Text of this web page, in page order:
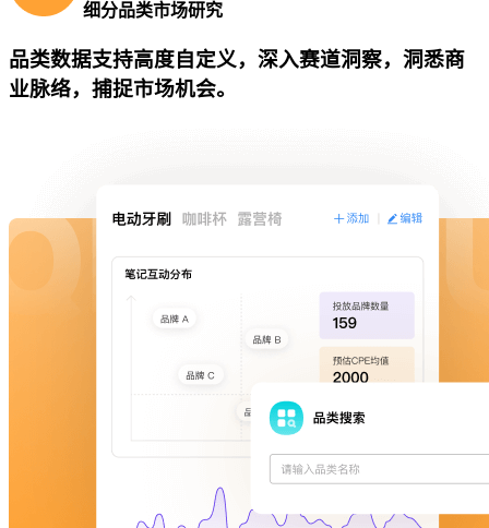
细分品类市场研究
品类数据支持高度自定义，深入赛道洞察，洞悉商
业脉络，捕捉市场机会。